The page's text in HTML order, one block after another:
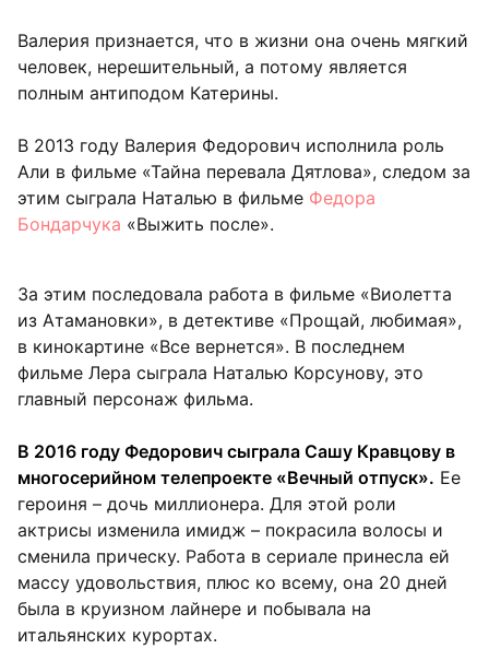
Валерия признается, что в жизни она очень мягкий
человек, нерешительный, а потому является
полным антиподом Катерины.
В 2013 году Валерия Федорович исполнила роль
Али в фильме «Тайна перевала Дятлова», следом за
этим сыграла Наталью в фильме Федора
Бондарчука «Выжить после».
За этим последовала работа в фильме «Виолетта
из Атамановки», в детективе «Прощай, любимая»,
в кинокартине «Все вернется». В последнем
фильме Лера сыграла Наталью Корсунову, это
главный персонаж фильма.
В 2016 году Федорович сыграла Сашу Кравцову в
многосерийном телепроекте «Вечный отпуск». Ее
героиня – дочь миллионера. Для этой роли
актрисы изменила имидж – покрасила волосы и
сменила прическу. Работа в сериале принесла ей
массу удовольствия, плюс ко всему, она 20 дней
была в круизном лайнере и побывала на
итальянских курортах.